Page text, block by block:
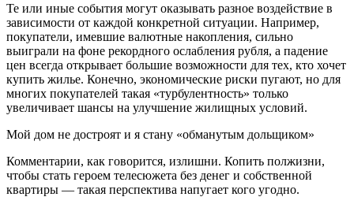
Те или иные события могут оказывать разное воздействие в
зависимости от каждой конкретной ситуации. Например,
покупатели, имевшие валютные накопления, сильно
выиграли на фоне рекордного ослабления рубля, а падение
цен всегда открывает большие возможности для тех, кто хочет
купить жилье. Конечно, экономические риски пугают, но для
многих покупателей такая «турбулентность» только
увеличивает шансы на улучшение жилищных условий.
Мой дом не достроят и я стану «обманутым дольщиком»
Комментарии, как говорится, излишни. Копить полжизни,
чтобы стать героем телесюжета без денег и собственной
квартиры — такая перспектива напугает кого угодно.